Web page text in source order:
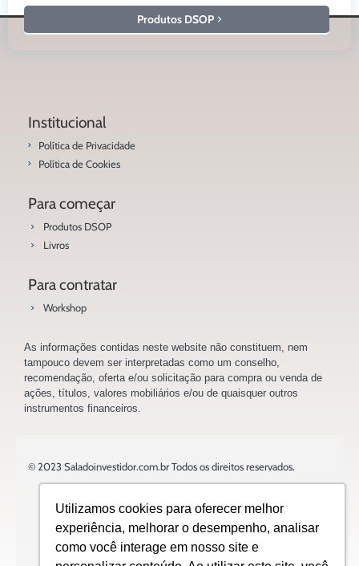
Utilizamos cookies para oferecer melhor
experiência, melhorar o desempenho, analisar
como você interage em nosso site e
Produtos DSOP
Institucional
Política de Privacidade
Política de Cookies
Para começar
Produtos DSOP
Livros
Para contratar
Workshop
As informações contidas neste website não constituem, nem
tampouco devem ser interpretadas como um conselho,
recomendação, oferta e/ou solicitação para compra ou venda de
ações, títulos, valores mobiliários e/ou de quaisquer outros
instrumentos financeiros.
© 2023 Saladoinvestidor.com.br Todos os direitos reservados.
Design: